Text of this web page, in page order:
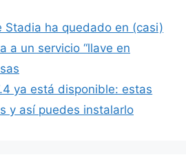
Stadia ha quedado en (casi)
a un servicio “llave en
ya está disponible: estas
y así puedes instalarlo